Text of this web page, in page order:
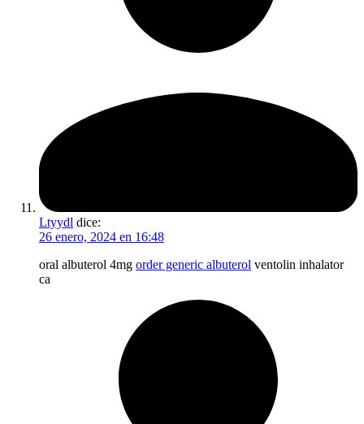
Ltyydl dice:
26 enero, 2024 en 16:48
oral albuterol 4mg order generic albuterol ventolin inhalator
ca